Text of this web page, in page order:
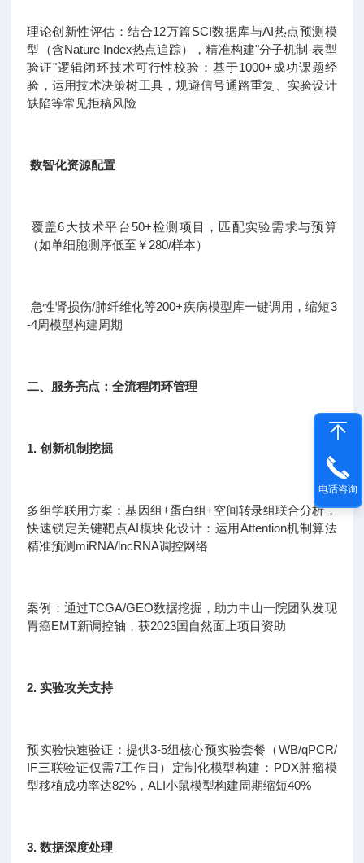
理论创新性评估：结合12万篇SCI数据库与AI热点预测模
型（含Nature Index热点追踪），精准构建"分子机制-表型
验证"逻辑闭环技术可行性校验：基于1000+成功课题经
验，运用技术决策树工具，规避信号通路重复、实验设计
缺陷等常见拒稿风险
数智化资源配置
覆盖6大技术平台50+检测项目，匹配实验需求与预算
（如单细胞测序低至￥280/样本）
急性肾损伤/肺纤维化等200+疾病模型库一键调用，缩短3
-4周模型构建周期
二、服务亮点：全流程闭环管理
1. 创新机制挖掘
多组学联用方案：基因组+蛋白组+空间转录组联合分析，
快速锁定关键靶点AI模块化设计：运用Attention机制算法
精准预测miRNA/lncRNA调控网络
案例：通过TCGA/GEO数据挖掘，助力中山一院团队发现
胃癌EMT新调控轴，获2023国自然面上项目资助
2. 实验攻关支持
预实验快速验证：提供3-5组核心预实验套餐（WB/qPCR/
IF三联验证仅需7工作日）定制化模型构建：PDX肿瘤模
型移植成功率达82%，ALI小鼠模型构建周期缩短40%
3. 数据深度处理
电话咨询